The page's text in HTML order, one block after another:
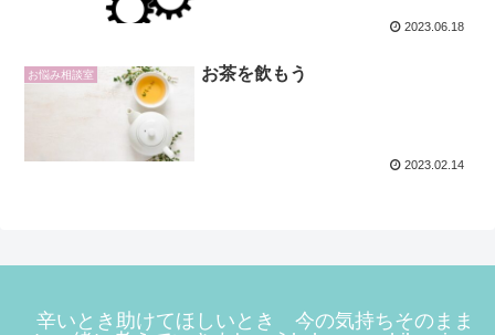
2023.06.18
お悩み相談室 お茶を飲もう
2023.02.14
辛いとき助けてほしいとき 今の気持ちそのまま